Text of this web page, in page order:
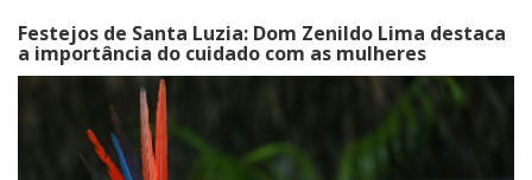
Festejos de Santa Luzia: Dom Zenildo Lima destaca
a importância do cuidado com as mulheres